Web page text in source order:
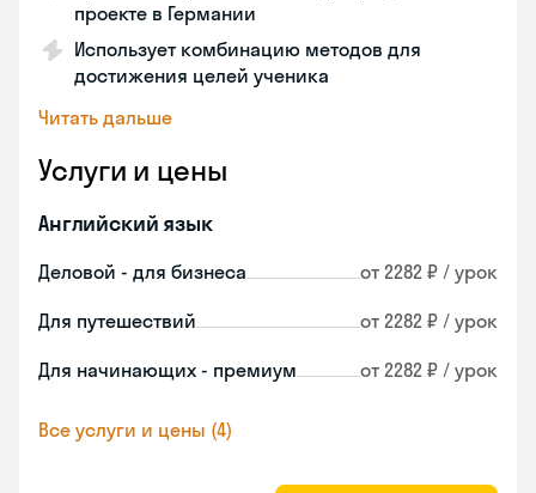
проекте в Германии
Использует комбинацию методов для
достижения целей ученика
Читать дальше
Услуги и цены
Английский язык
Деловой - для бизнеса от 2282 ₽ / урок
Для путешествий от 2282 ₽ / урок
Для начинающих - премиум от 2282 ₽ / урок
Все услуги и цены (4)